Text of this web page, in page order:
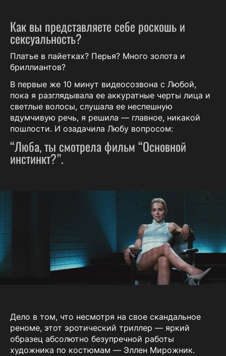
Как вы представляете себе роскошь и
сексуальность?
Платье в пайетках? Перья? Много золота и
бриллиантов?
В первые же 10 минут видеосозвона с Любой,
пока я разглядывала ее аккуратные черты лица и
светлые волосы, слушала ее неспешную
вдумчивую речь, я решила — главное, никакой
пошлости. И озадачила Любу вопросом:
“Люба, ты смотрела фильм “Основной
инстинкт?”.
Дело в том, что несмотря на свое скандальное
реноме, этот эротический триллер — яркий
образец абсолютно безупречной работы
художника по костюмам — Эллен Мирожник.